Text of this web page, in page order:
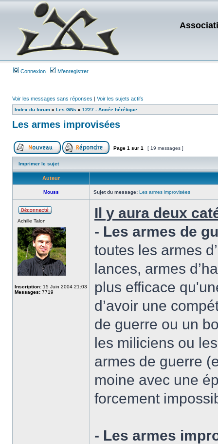
Connexion M’enregistrer
Voir les messages sans réponses | Voir les sujets actifs
Index du forum » Les GNs » 1227 - Année hérétique
Les armes improvisées
Page 1 sur 1 [ 19 messages ]
Imprimer le sujet
Auteur
Mouss Sujet du message: Les armes improvisées
Achille Talon
Inscription: 15 Juin 2004 21:03
Messages: 7719
Il y aura deux
- Les armes de
toutes les armes
lances, armes
plus efficace
d’avoir une
de guerre ou un
les miliciens ou
armes de guerre
moine avec une
forcement
- Les armes